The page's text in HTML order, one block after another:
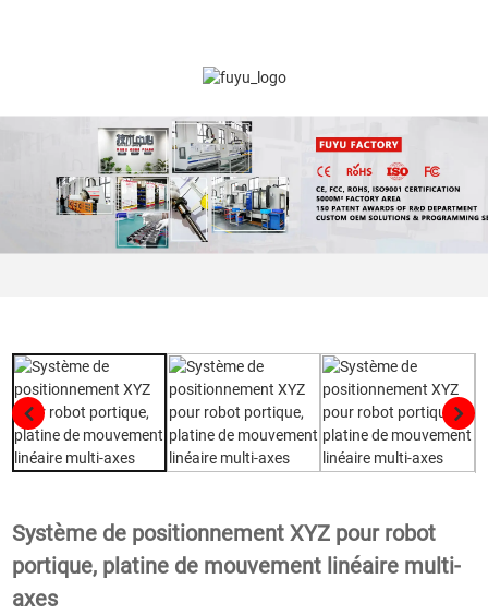
Système de positionnement XYZ pour robot
portique, platine de mouvement linéaire multi-
axes